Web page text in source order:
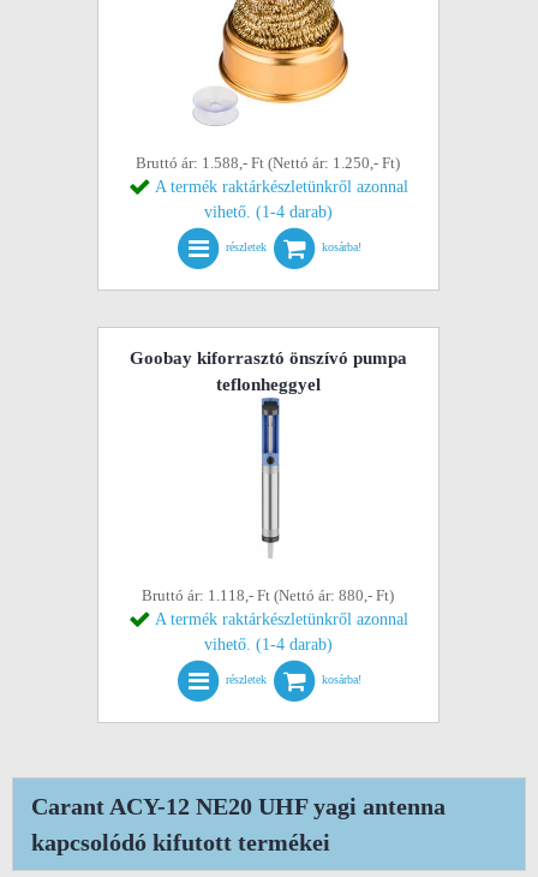
Bruttó ár: 1.588,- Ft (Nettó ár: 1.250,- Ft)
A termék raktárkészletünkről azonnal
vihető. (1-4 darab)
részletek kosárba!
Goobay kiforrasztó önszívó pumpa
teflonheggyel
Bruttó ár: 1.118,- Ft (Nettó ár: 880,- Ft)
A termék raktárkészletünkről azonnal
vihető. (1-4 darab)
részletek kosárba!
Carant ACY-12 NE20 UHF yagi antenna
kapcsolódó kifutott termékei